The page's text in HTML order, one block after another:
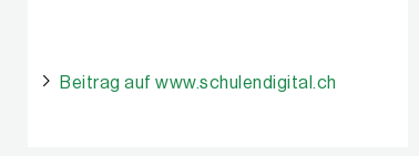
Beitrag auf www.schulendigital.ch